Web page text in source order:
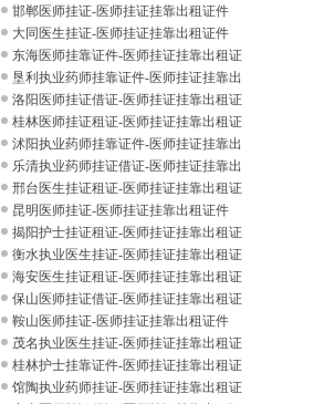
件邯郸医师挂证-医师挂证挂靠出租证件
大同医生挂证-医师挂证挂靠出租证件
东海医师挂靠证件-医师挂证挂靠出租证
件 垦利执业药师挂靠证件-医师挂证挂靠出
租证洛阳医师挂证借证-医师挂证挂靠出租证
件桂林医师挂证租证-医师挂证挂靠出租证
件沭阳执业药师挂靠证件-医师挂证挂靠出
租证乐清执业药师挂证借证-医师挂证挂靠出
租证邢台医生挂证租证-医师挂证挂靠出租证
件昆明医师挂证-医师挂证挂靠出租证件
揭阳护士挂证租证-医师挂证挂靠出租证
件衡水执业医生挂证-医师挂证挂靠出租证
件海安医生挂证租证-医师挂证挂靠出租证
件保山医师挂证借证-医师挂证挂靠出租证
件鞍山医师挂证-医师挂证挂靠出租证件
茂名执业医生挂证-医师挂证挂靠出租证
件桂林护士挂靠证件-医师挂证挂靠出租证
件馆陶执业药师挂证-医师挂证挂靠出租证